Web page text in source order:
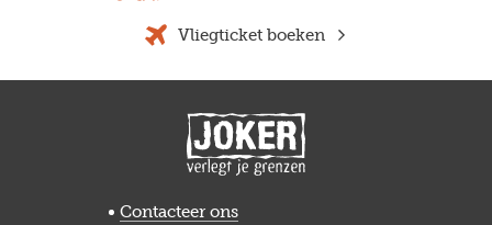
Vliegticket boeken
Contacteer ons